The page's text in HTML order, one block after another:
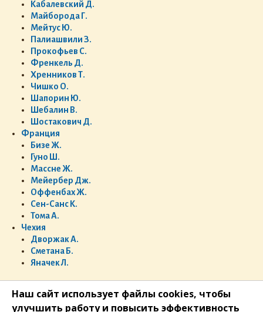
Кабалевский Д.
Майборода Г.
Мейтус Ю.
Палиашвили З.
Прокофьев С.
Френкель Д.
Хренников Т.
Чишко О.
Шапорин Ю.
Шебалин В.
Шостакович Д.
Франция
Бизе Ж.
Гуно Ш.
Массне Ж.
Мейербер Дж.
Оффенбах Ж.
Сен-Санс К.
Тома А.
Чехия
Дворжак А.
Сметана Б.
Яначек Л.
Наш сайт использует файлы cookies, чтобы
улучшить работу и повысить эффективность